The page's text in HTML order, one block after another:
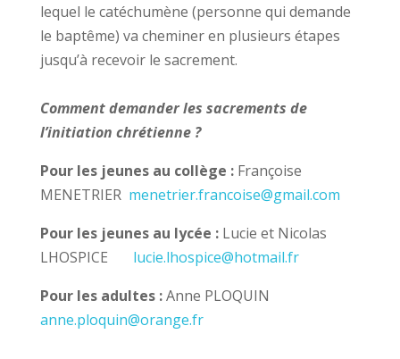
lequel le catéchumène (personne qui demande
le baptême) va cheminer en plusieurs étapes
jusqu’à recevoir le sacrement.
Comment demander les sacrements de
l’initiation chrétienne ?
Pour les jeunes au collège : Françoise
MENETRIER menetrier.francoise@gmail.com
Pour les jeunes au lycée : Lucie et Nicolas
LHOSPICE lucie.lhospice@hotmail.fr
Pour les adultes :Anne PLOQUIN
anne.ploquin@orange.fr